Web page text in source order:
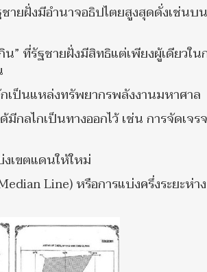
ชายฝั่งมีอำนาจอธิปไตยสูงสุดดั่งเช่น
น” ที่รัฐชายฝั่งมีสิทธิแต่เพียงผู้เดียวใน
ป็นแหล่งทรัพยากรพลังงานมหาศาล
ลไกเป็นทางออกไว้ เช่น การจัดเจร
เขตแดนให้ใหม่
Line) หรือการแบ่งครึ่งระยะห่า